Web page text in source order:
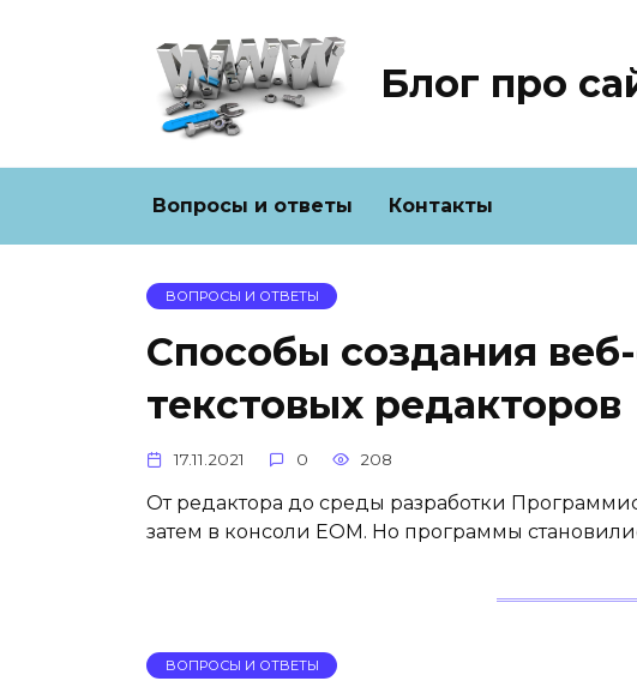
Блог про
Вопросы и ответы Контакты
ВОПРОСЫ И ОТВЕТЫ
Способы создания
текстовых редакторов
17.11.2021 0 208
От редактора до среды разработки
затем в консоли EOM. Но программы
ВОПРОСЫ И ОТВЕТЫ